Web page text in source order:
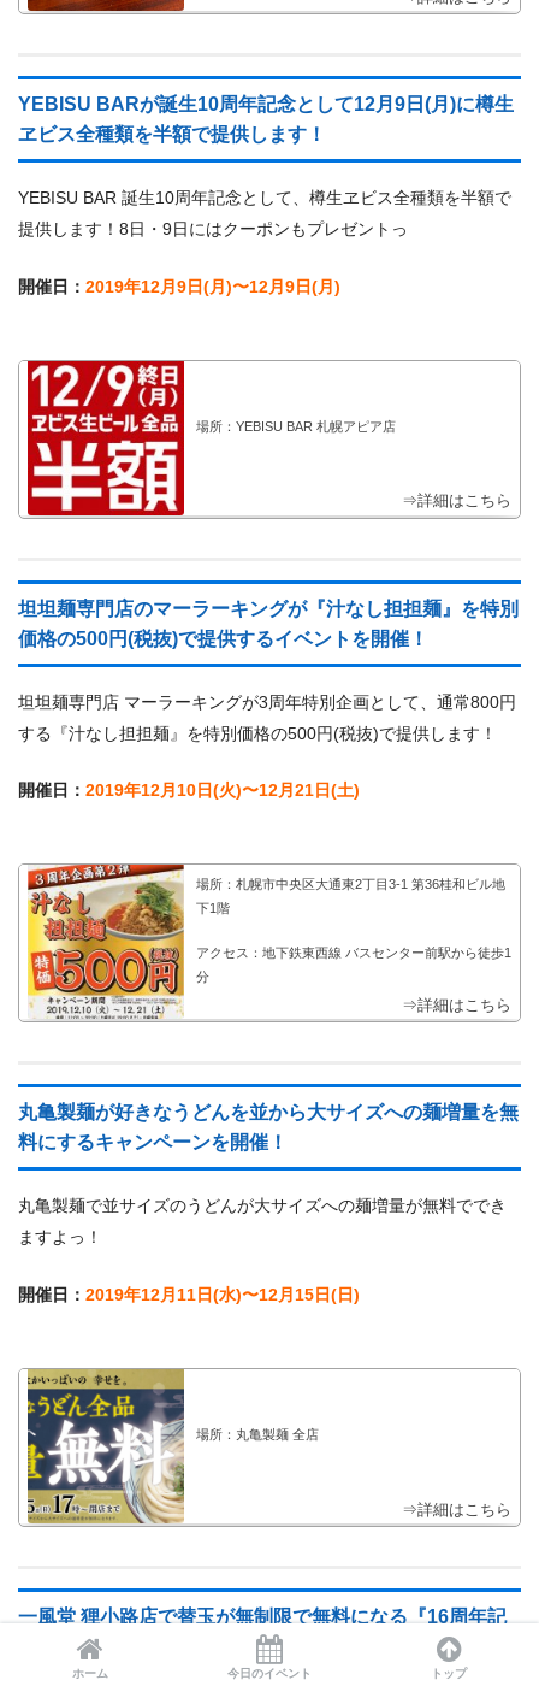
YEBISU BARが誕生10周年記念として12月9日(月)に樽生
ヱビス全種類を半額で提供します！
YEBISU BAR 誕生10周年記念として、樽生ヱビス全種類を半額で
提供します！8日・9日にはクーポンもプレゼントっ
開催日： 2019年12月9日(月)〜12月9日(月)
場所：YEBISU BAR 札幌アピア店
⇒詳細はこちら
坦坦麺専門店のマーラーキングが『汁なし担担麺』を特別
価格の500円(税抜)で提供するイベントを開催！
坦坦麺専門店 マーラーキングが3周年特別企画として、通常800円
する『汁なし担担麺』を特別価格の500円(税抜)で提供します！
開催日： 2019年12月10日(火)〜12月21日(土)
場所：札幌市中央区大通東2丁目3-1 第36桂和ビル地
下1階
アクセス：地下鉄東西線 バスセンター前駅から徒歩1
分
⇒詳細はこちら
丸亀製麺が好きなうどんを並から大サイズへの麺増量を無
料にするキャンペーンを開催！
丸亀製麺で並サイズのうどんが大サイズへの麺増量が無料ででき
ますよっ！
開催日： 2019年12月11日(水)〜12月15日(日)
場所：丸亀製麺 全店
⇒詳細はこちら
一風堂 狸小路店で替玉が無制限で無料になる『16周年記
念』を12月12日に開催！
ホーム 今日のイベント トップ